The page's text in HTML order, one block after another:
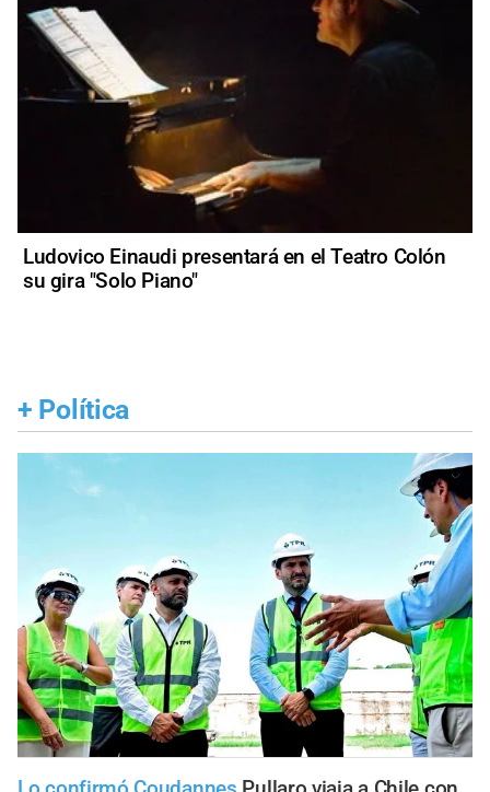
Ludovico Einaudi presentará en el Teatro Colón
su gira "Solo Piano"
+ Política